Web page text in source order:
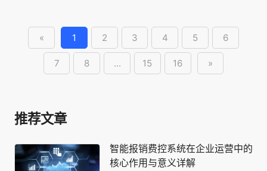
数电票时代无纸化办公要求，实
现业务、财务、税务三流合一，
助力企业从粗放式人工管理升级
为精细化
盖采购与合同管理（线上创建采
购单据、批量导入明细、绑定供
应商、智能约束付款额度）、高
一对公结算、员工免垫资、源头
严控超标
核对与逐级签字导致的效率低
下、数据错漏、合规风险高等痛
点，系统依托OCR识别与智能
规则引擎核心技术，打通企业
动付款、凭证生成及数据回传全
链路。系统将传统人工逐单审核
« 1 2 3 4 5 6
7 8 ... 15 16 »
推荐文章
智能报销费控系统在企业运营中的
核心作用与意义详解